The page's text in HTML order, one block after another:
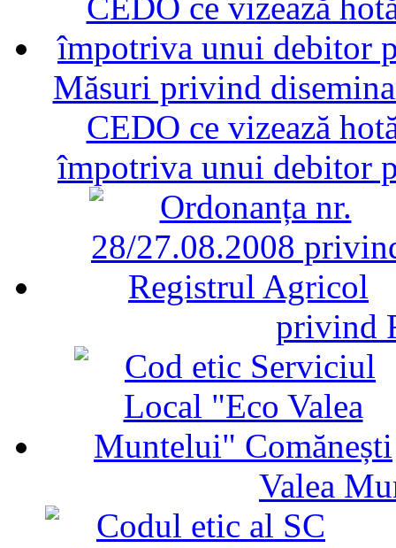
Măsuri privind
CEDO ce vizează
împotriva unui debitor
privind
Valea